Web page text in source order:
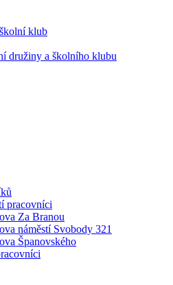
klub
družiny a školního klubu
pracovníci
Za Branou
náměstí Svobody 321
Španovského